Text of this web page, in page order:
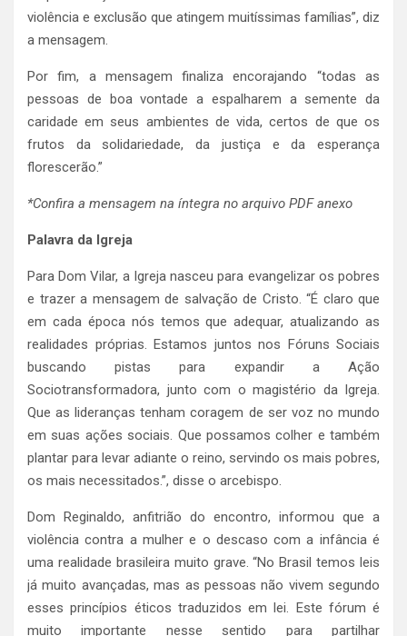
violência e exclusão que atingem muitíssimas famílias”, diz
a mensagem.
Por fim, a mensagem finaliza encorajando “todas as
pessoas de boa vontade a espalharem a semente da
caridade em seus ambientes de vida, certos de que os
frutos da solidariedade, da justiça e da esperança
florescerão.”
*Confira a mensagem na íntegra no arquivo PDF anexo
Palavra da Igreja
Para Dom Vilar, a Igreja nasceu para evangelizar os pobres
e trazer a mensagem de salvação de Cristo. “É claro que
em cada época nós temos que adequar, atualizando as
realidades próprias. Estamos juntos nos Fóruns Sociais
buscando pistas para expandir a Ação
Sociotransformadora, junto com o magistério da Igreja.
Que as lideranças tenham coragem de ser voz no mundo
em suas ações sociais. Que possamos colher e também
plantar para levar adiante o reino, servindo os mais pobres,
os mais necessitados.”, disse o arcebispo.
Dom Reginaldo, anfitrião do encontro, informou que a
violência contra a mulher e o descaso com a infância é
uma realidade brasileira muito grave. “No Brasil temos leis
já muito avançadas, mas as pessoas não vivem segundo
esses princípios éticos traduzidos em lei. Este fórum é
muito importante nesse sentido para partilhar